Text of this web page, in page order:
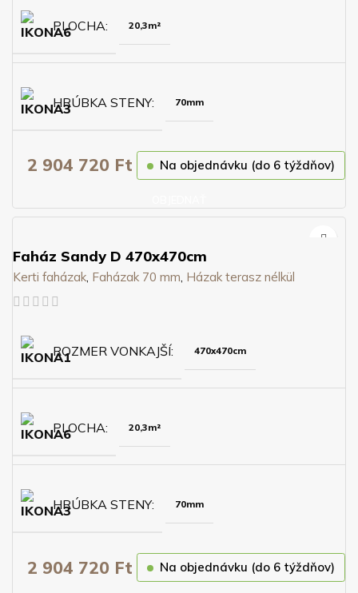
PLOCHA 20,3m²
HRÚBKA STENY 70mm
2 904 720 Ft Na objednávku (do 6 týždňov)
Faház Sandy D 470x470cm
Kerti faházak Faházak 70 mm Házak terasz nélkül
ROZMER VONKAJŠÍ 470x470cm
PLOCHA 20,3m²
HRÚBKA STENY 70mm
2 904 720 Ft Na objednávku (do 6 týždňov)